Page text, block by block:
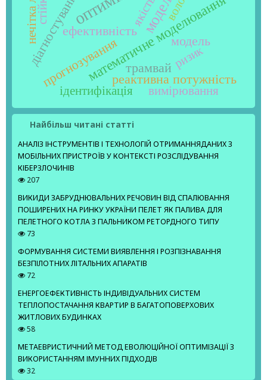
математичне моделювання
реактивна потужність
ефективність
модель
прогнозування
діагностування трамвай ризик
якість
ідентифікація вимірювання
Найбільш читані статті
АНАЛІЗ ІНСТРУМЕНТІВ І ТЕХНОЛОГІЙ ОТРИМАННЯДАНИХ З
МОБІЛЬНИХ ПРИСТРОЇВ У КОНТЕКСТІ РОЗСЛІДУВАННЯ
КІБЕРЗЛОЧИНІВ
207
ВИКИДИ ЗАБРУДНЮВАЛЬНИХ РЕЧОВИН ВІД СПАЛЮВАННЯ
ПОШИРЕНИХ НА РИНКУ УКРАЇНИ ПЕЛЕТ ЯК ПАЛИВА ДЛЯ
ПЕЛЕТНОГО КОТЛА З ПАЛЬНИКОМ РЕТОРДНОГО ТИПУ
73
ФОРМУВАННЯ СИСТЕМИ ВИЯВЛЕННЯ І РОЗПІЗНАВАННЯ
БЕЗПІЛОТНИХ ЛІТАЛЬНИХ АПАРАТІВ
72
ЕНЕРГОЕФЕКТИВНІСТЬ ІНДИВІДУАЛЬНИХ СИСТЕМ
ТЕПЛОПОСТАЧАННЯ КВАРТИР В БАГАТОПОВЕРХОВИХ
ЖИТЛОВИХ БУДИНКАХ
58
МЕТАЕВРИСТИЧНИЙ МЕТОД ЕВОЛЮЦІЙНОЇ ОПТИМІЗАЦІЇ З
ВИКОРИСТАННЯМ ІМУННИХ ПІДХОДІВ
32